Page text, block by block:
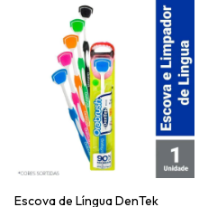
Escova de Língua DenTek